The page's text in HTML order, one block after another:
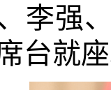
李强
台就